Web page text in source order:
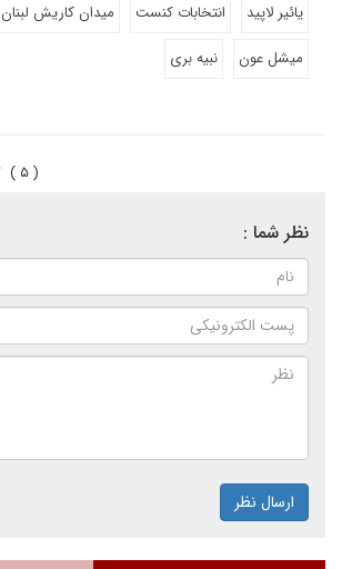
یائیر لاپید
انتخابات کنست میدان کاریش لبنان
میشل عون
نبیه بری
( ۵ )
نظر شما :
ارسال نظر